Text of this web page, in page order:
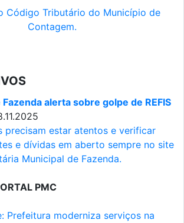
Código Tributário do Município de
Contagem.
alerta sobre golpe de REFIS
precisam estar atentos e verificar
e dívidas em aberto sempre no site
Municipal de Fazenda.
PMC
Prefeitura moderniza serviços na